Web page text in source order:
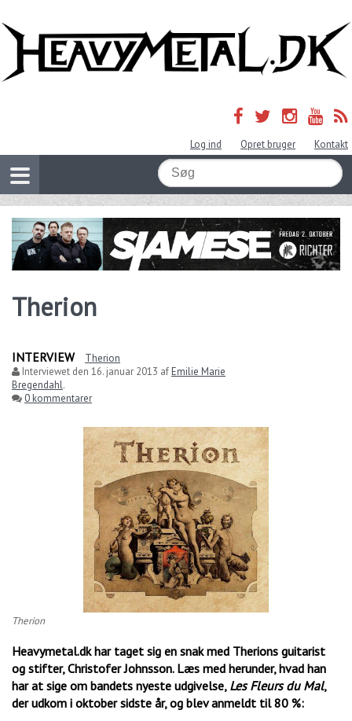
Log ind Opret bruger Kontakt
Therion
INTERVIEW
Therion
Interviewet den 16. januar 2013 afEmilie Marie
Bregendahl.
0 kommentarer
Therion
Heavymetal.dk har taget sig en snak med Therions guitarist
og stifter, Christofer Johnsson. Læs med herunder, hvad han
har at sige om bandets nyeste udgivelse, Les Fleurs du Mal,
der udkom i oktober sidste år, og blev anmeldt til 80 %: